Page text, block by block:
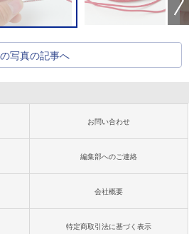
写真の記事へ
お問い合わせ
編集部へのご連絡
会社概要
特定商取引法に基づく表示